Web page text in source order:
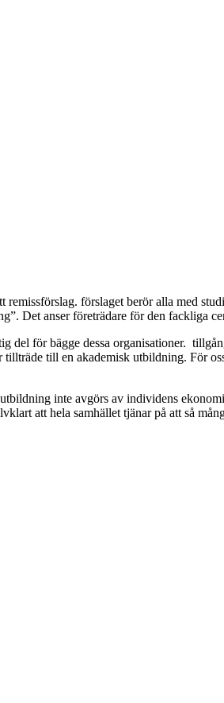
förslaget berör alla med
Det anser företrädare för den fackliga
för bägge dessa organisationer.
till en akademisk utbildning. För
inte avgörs av individens
att hela samhället tjänar på att så